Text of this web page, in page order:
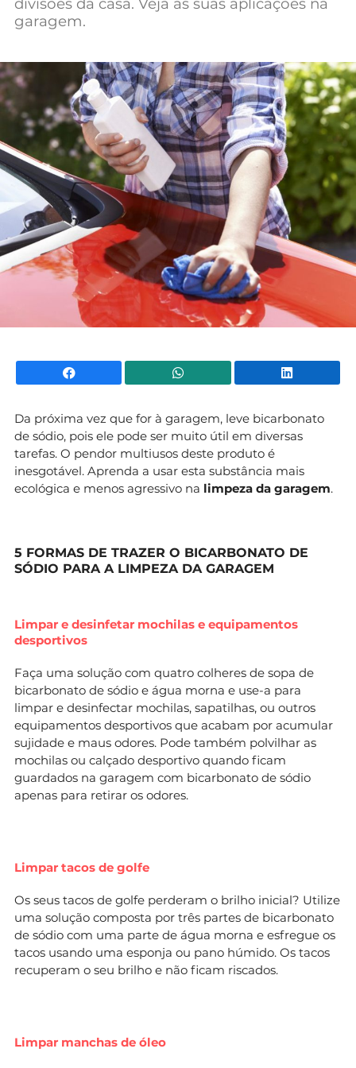
Mundial 2026
garagem.
Facebook WhatsApp
Da próxima vez que for à garagem, leve bicarbonato
de sódio, pois ele pode ser muito útil em diversas
tarefas. O pendor multiusos deste produto é
inesgotável. Aprenda a usar esta substância mais
ecológica e menos agressivo na limpeza da garagem.
5 FORMAS DE TRAZER O BICARBONATO DE
SÓDIO PARA A LIMPEZA DA GARAGEM
Limpar e desinfetar mochilas e equipamentos
desportivos
Faça uma solução com quatro colheres de sopa de
bicarbonato de sódio e água morna e use-a para
limpar e desinfectar mochilas, sapatilhas, ou outros
equipamentos desportivos que acabam por acumular
sujidade e maus odores. Pode também polvilhar as
mochilas ou calçado desportivo quando ficam
guardados na garagem com bicarbonato de sódio
apenas para retirar os odores.
Limpar tacos de golfe
Os seus tacos de golfe perderam o brilho inicial? Utilize
uma solução composta por três partes de bicarbonato
de sódio com uma parte de água morna e esfregue os
tacos usando uma esponja ou pano húmido. Os tacos
recuperam o seu brilho e não ficam riscados.
Limpar manchas de óleo